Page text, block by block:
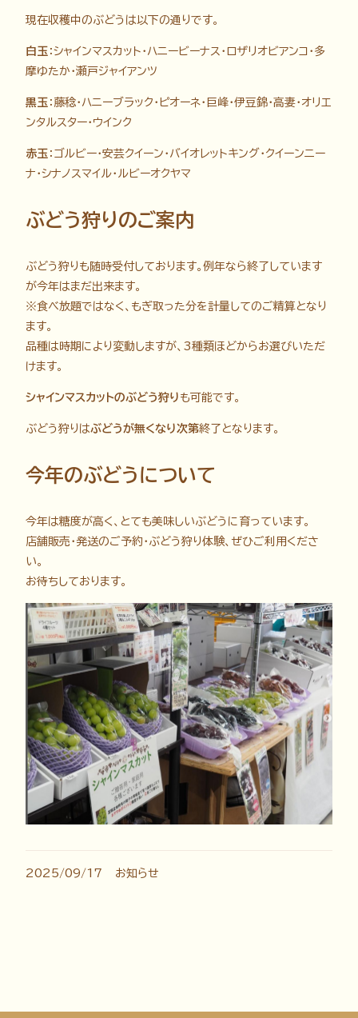
現在収穫中のぶどうは以下の通りです。
白玉 ：シャインマスカット・ハニービーナス・ロザリオビアンコ・多
摩ゆたか・瀬戸ジャイアンツ
黒玉 ：藤稔・ハニーブラック・ピオーネ・巨峰・伊豆錦・高妻・オリエ
ンタルスター・ウインク
赤玉 ：ゴルビー・安芸クイーン・バイオレットキング・クイーンニー
ナ・シナノスマイル・ルビーオクヤマ
ぶどう狩りのご案内
ぶどう狩りも随時受付しております。例年なら終了しています
が今年はまだ出来ます。
※食べ放題ではなく、もぎ取った分を計量してのご精算となり
ます。
品種は時期により変動しますが、3種類ほどからお選びいただ
けます。
シャインマスカットのぶどう狩り も可能です。
ぶどう狩りはぶどうが無くなり次第終了となります。
今年のぶどうについて
今年は糖度が高く、とても美味しいぶどうに育っています。
店舗販売・発送のご予約・ぶどう狩り体験、ぜひご利用くださ
い。
お待ちしております。
2025/09/17 お知らせ